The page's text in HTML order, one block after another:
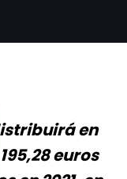
en
euros